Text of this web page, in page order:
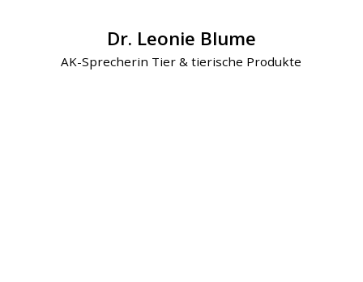
Dr. Leonie Blume
AK-Sprecherin Tier & tierische Produkte